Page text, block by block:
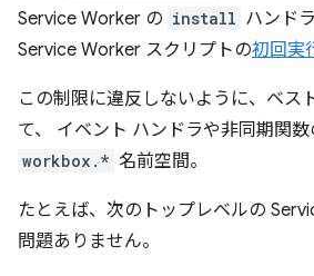
Service Worker の install ハンド
Service Worker スクリプトの初回実
この制限に違反しないように、ベス
て、 イベント ハンドラや非同期関
workbox.* 名前空間。
たとえば、次のトップレベルの
問題ありません。